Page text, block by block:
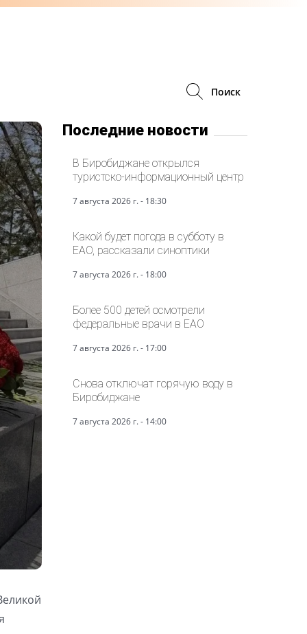
Поиск
Последние новости
В Биробиджане открылся
туристско-информационный центр
7 августа 2026 г. - 18:30
Какой будет погода в субботу в
ЕАО, рассказали синоптики
7 августа 2026 г. - 18:00
Более 500 детей осмотрели
федеральные врачи в ЕАО
7 августа 2026 г. - 17:00
Снова отключат горячую воду в
Биробиджане
7 августа 2026 г. - 14:00